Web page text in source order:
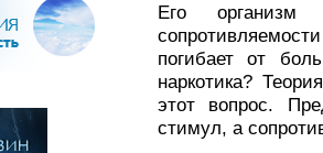
Его организм
погибает от
наркотика?
этот вопрос.
стимул, а